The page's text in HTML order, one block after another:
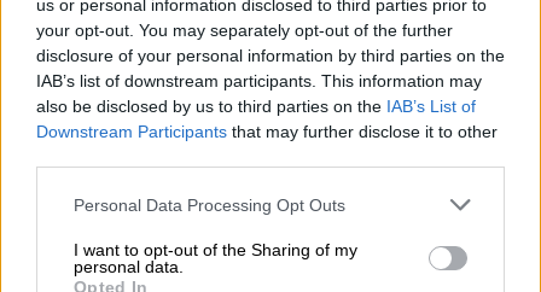
us or personal information disclosed to third parties prior to
your opt-out. You may separately opt-out of the further
disclosure of your personal information by third parties on the
IAB’s list of downstream participants. This information may
also be disclosed by us to third parties on the IAB’s List of
Downstream Participants that may further disclose it to other
Please note that this website/app uses one or more Google
not limited to your visit or usage behaviour. You may click to
grant or deny consent to Google and its third-party tags to
Personal Data Processing Opt Outs
I want to opt-out of the Sharing of my
personal data.
Opted In
στηΛωρίδα της Γάζαςάνθρωποι όλων των
ηλικιών δεν έχουν πρόσβαση σε
ανθρωπιστική βοήθεια, καθώς τοΤελ Αβίβ
έχει επιβάλει αυστηρούς περιορισμούς, κάτι
που το τελευταίο διάστημα κατέκριναν
πολλές χώρες τηςΔύσης.
Παρακάτω μπορεί να δείτε όλες τις
συγκεντρώσεις που ανακοινώθηκαν, με βάση